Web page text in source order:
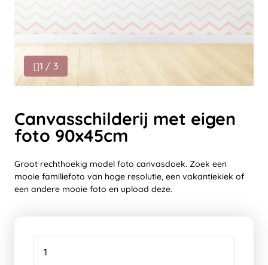
1 / 3
Canvasschilderij met eigen
foto 90x45cm
Groot rechthoekig model foto canvasdoek. Zoek een
mooie familiefoto van hoge resolutie, een vakantiekiek of
een andere mooie foto en upload deze.